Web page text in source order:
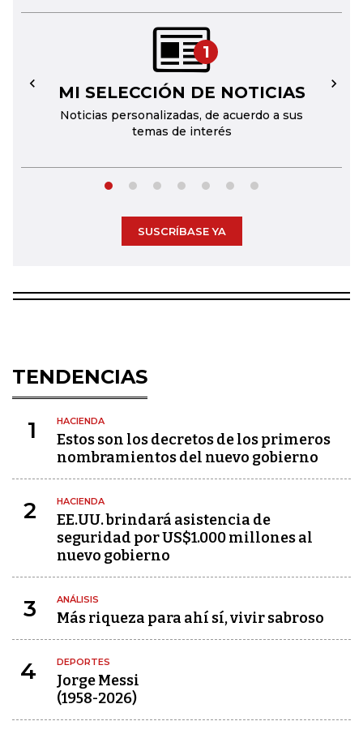
1
MI SELECCIÓN DE NOTICIAS
Noticias personalizadas, de acuerdo a sus
temas de interés
← →
SUSCRÍBASE YA
TENDENCIAS
1 HACIENDA
Estos son los decretos de los primeros
nombramientos del nuevo gobierno
2 HACIENDA
EE.UU. brindará asistencia de
seguridad por US$1.000 millones al
nuevo gobierno
3 ANÁLISIS
Más riqueza para ahí sí, vivir sabroso
4 DEPORTES
Jorge Messi
(1958-2026)